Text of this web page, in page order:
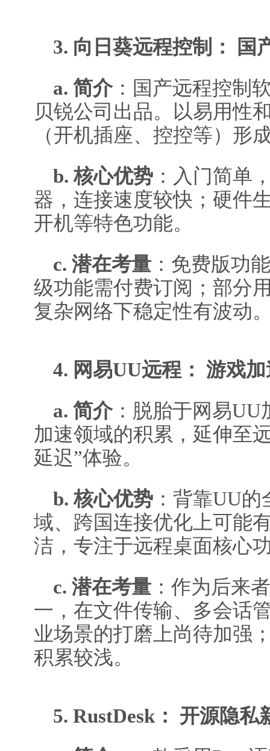
3. 向日葵远程控制： 国
a. 简介：国产远程控制
贝锐公司出品。以易用性
（开机插座、控控等）形
b. 核心优势 ：入门简单
器，连接速度较快；硬件
开机等特色功能。
c. 潜在考量 ：免费版功
级功能需付费订阅；部分
复杂网络下稳定性有波动
4. 网易UU远程： 游戏
a. 简介：脱胎于网易UU
加速领域的积累，延伸至
延迟”体验。
b. 核心优势 ：背靠UU
域、跨国连接优化上可能
洁，专注于远程桌面核心
c. 潜在考量 ：作为后来
一，在文件传输、多会话
业场景的打磨上尚待加强
积累较浅。
5. RustDesk： 开源隐私